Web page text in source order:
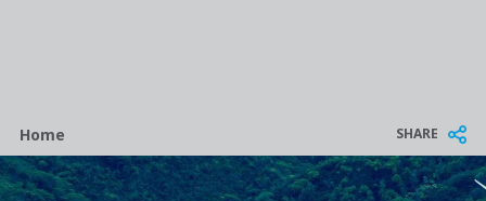
Breadcrumb
Home SHARE